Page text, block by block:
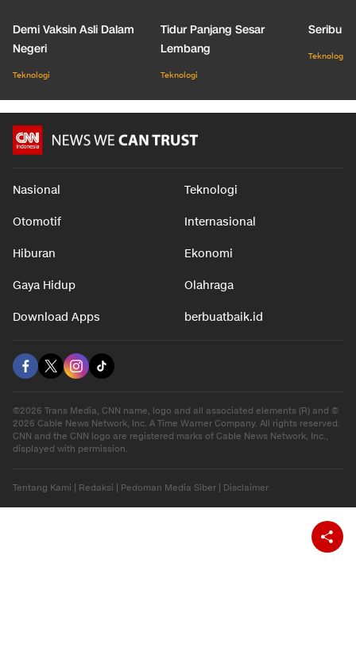
Demi Vaksin Asli Dalam
Negeri
Teknologi
Tidur Panjang Sesar
Lembang
Teknologi
Seribu
Teknologi
Nasional Teknologi
Otomotif Internasional
Hiburan Ekonomi
Gaya Hidup Olahraga
Download Apps berbuatbaik.id
©2026 Trans Media, CNN name, logo and all associated elements (R) and ©
2026 Cable News Network, Inc. A Time Warner Company. All rights reserved.
CNN and the CNN logo are registered marks of Cable News Network, Inc.,
displayed with permission.
Tentang Kami | Redaksi | Pedoman Media Siber | Disclaimer